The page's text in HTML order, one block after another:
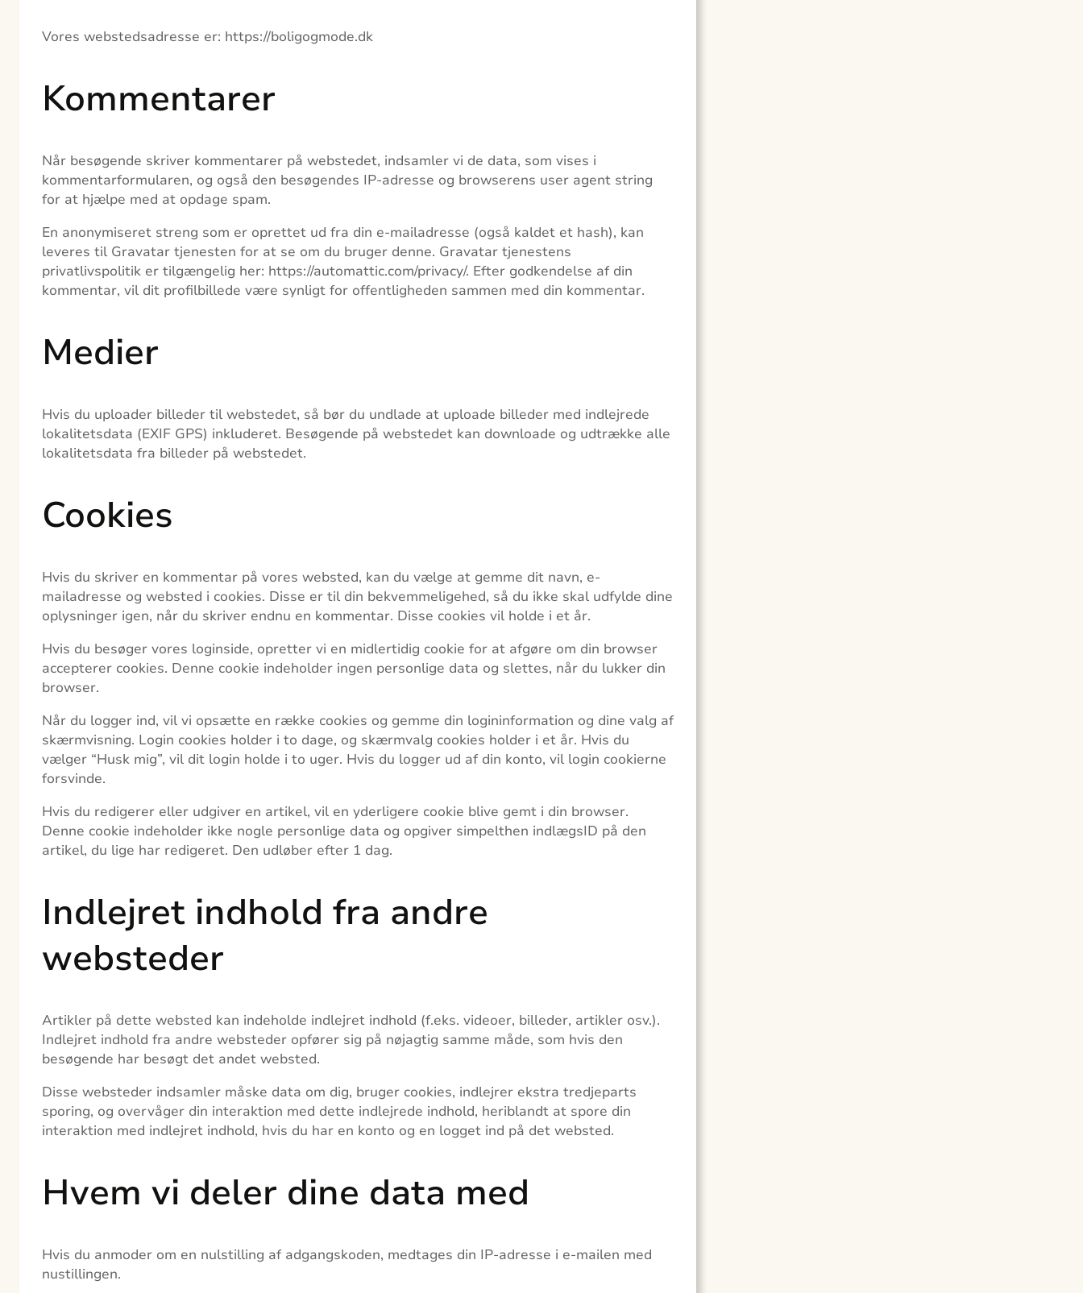
Vores webstedsadresse er: https://boligogmode.dk
Kommentarer
Når besøgende skriver kommentarer på webstedet, indsamler vi de data, som vises i
kommentarformularen, og også den besøgendes IP-adresse og browserens user agent string
for at hjælpe med at opdage spam.
En anonymiseret streng som er oprettet ud fra din e-mailadresse (også kaldet et hash), kan
leveres til Gravatar tjenesten for at se om du bruger denne. Gravatar tjenestens
privatlivspolitik er tilgængelig her: https://automattic.com/privacy/. Efter godkendelse af din
kommentar, vil dit profilbillede være synligt for offentligheden sammen med din kommentar.
Medier
Hvis du uploader billeder til webstedet, så bør du undlade at uploade billeder med indlejrede
lokalitetsdata (EXIF GPS) inkluderet. Besøgende på webstedet kan downloade og udtrække alle
lokalitetsdata fra billeder på webstedet.
Cookies
Hvis du skriver en kommentar på vores websted, kan du vælge at gemme dit navn, e-
mailadresse og websted i cookies. Disse er til din bekvemmeligehed, så du ikke skal udfylde dine
oplysninger igen, når du skriver endnu en kommentar. Disse cookies vil holde i et år.
Hvis du besøger vores loginside, opretter vi en midlertidig cookie for at afgøre om din browser
accepterer cookies. Denne cookie indeholder ingen personlige data og slettes, når du lukker din
browser.
Når du logger ind, vil vi opsætte en række cookies og gemme din logininformation og dine valg af
skærmvisning. Login cookies holder i to dage, og skærmvalg cookies holder i et år. Hvis du
vælger “Husk mig”, vil dit login holde i to uger. Hvis du logger ud af din konto, vil login cookierne
forsvinde.
Hvis du redigerer eller udgiver en artikel, vil en yderligere cookie blive gemt i din browser.
Denne cookie indeholder ikke nogle personlige data og opgiver simpelthen indlægsID på den
artikel, du lige har redigeret. Den udløber efter 1 dag.
Indlejret indhold fra andre
websteder
Artikler på dette websted kan indeholde indlejret indhold (f.eks. videoer, billeder, artikler osv.).
Indlejret indhold fra andre websteder opfører sig på nøjagtig samme måde, som hvis den
besøgende har besøgt det andet websted.
Disse websteder indsamler måske data om dig, bruger cookies, indlejrer ekstra tredjeparts
sporing, og overvåger din interaktion med dette indlejrede indhold, heriblandt at spore din
interaktion med indlejret indhold, hvis du har en konto og en logget ind på det websted.
Hvem vi deler dine data med
Hvis du anmoder om en nulstilling af adgangskoden, medtages din IP-adresse i e-mailen med
nustillingen.